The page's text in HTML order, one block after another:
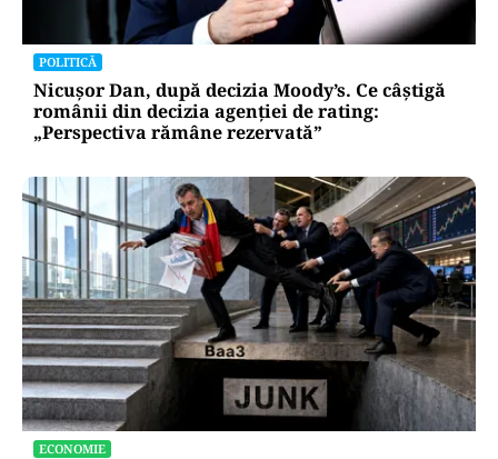
POLITICĂ
Nicușor Dan, după decizia Moody’s. Ce câștigă
românii din decizia agenției de rating:
„Perspectiva rămâne rezervată”
ECONOMIE